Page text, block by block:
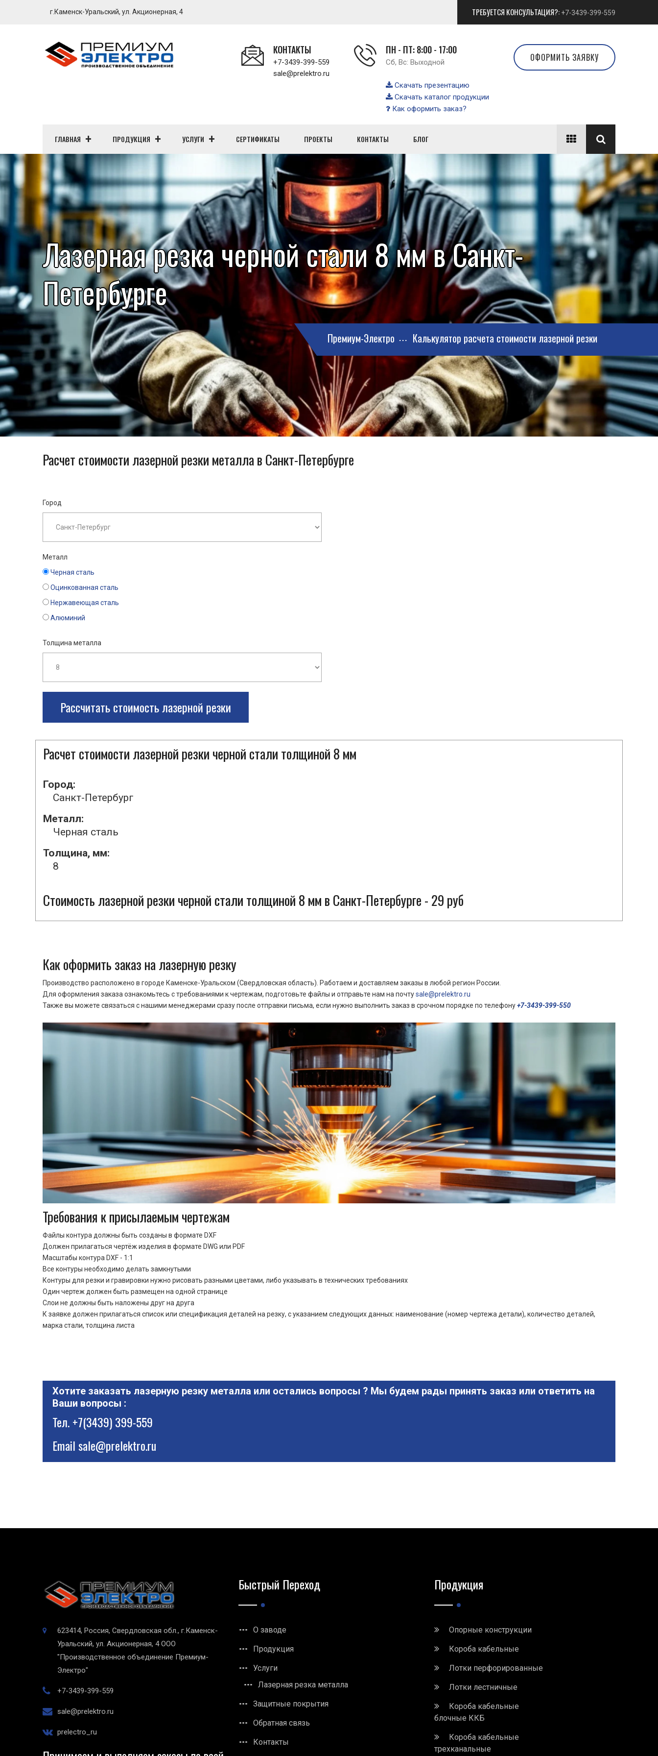
г.Каменск-Уральский, ул. Акционерная, 4 ТРЕБУЕТСЯ КОНСУЛЬТАЦИЯ?: +7-3439-399-559
КОНТАКТЫ
+7-3439-399-559
sale@prelektro.ru
ПН - ПТ: 8:00 - 17:00
Сб, Вс: Выходной
Скачать презентацию
Скачать каталог продукции
Как оформить заказ?
ОФОРМИТЬ ЗАЯВКУ
ГЛАВНАЯ ПРОДУКЦИЯ УСЛУГИ СЕРТИФИКАТЫ ПРОЕКТЫ КОНТАКТЫ БЛОГ
Лазерная резка черной стали 8 мм в Санкт-
Петербурге
Премиум-Электро Калькулятор расчета стоимости лазерной резки
Расчет стоимости лазерной резки металла в Санкт-Петербурге
Город
Металл
Черная сталь
Оцинкованная сталь
Нержавеющая сталь
Алюминий
Толщина металла
Рассчитать стоимость лазерной резки
Расчет стоимости лазерной резки черной стали толщиной 8 мм
Город:
Санкт-Петербург
Металл:
Черная сталь
Толщина, мм:
8
Стоимость лазерной резки черной стали толщиной 8 мм в Санкт-Петербурге - 29 руб
Как оформить заказ на лазерную резку
Производство расположено в городе Каменске-Уральском (Свердловская область). Работаем и доставляем заказы в любой регион России.
Для оформления заказа ознакомьтесь с требованиями к чертежам, подготовьте файлы и отправьте нам на почтуsale@prelektro.ru
Также вы можете связаться с нашими менеджерами сразу после отправки письма, если нужно выполнить заказ в срочном порядке по телефону+7-3439-399-550
Требования к присылаемым чертежам
Файлы контура должны быть созданы в формате DXF
Должен прилагаться чертёж изделия в формате DWG или PDF
Масштабы контура DXF - 1:1
Все контуры необходимо делать замкнутыми
Контуры для резки и гравировки нужно рисовать разными цветами, либо указывать в технических требованиях
Один чертеж должен быть размещен на одной странице
Cлои не должны быть наложены друг на друга
К заявке должен прилагаться список или спецификация деталей на резку, с указанием следующих данных: наименование (номер чертежа детали), количество деталей,
марка стали, толщина листа
Хотите заказать лазерную резку металла или остались вопросы ? Мы будем рады принять заказ или ответить на
Ваши вопросы :
Тел.+7(3439) 399-559
Emailsale@prelektro.ru
623414, Россия, Свердловская обл., г.Каменск-
Уральский, ул. Акционерная, 4 ООО
"Производственное объединение Премиум-
Электро"
+7-3439-399-559
sale@prelektro.ru
prelectro_ru
Быстрый Переход
О заводе
Продукция
Услуги
Лазерная резка металла
Защитные покрытия
Обратная связь
Контакты
Продукция
Опорные конструкции
Короба кабельные
Лотки перфорированные
Лотки лестничные
Короба кабельные
блочные ККБ
Короба кабельные
трехканальные